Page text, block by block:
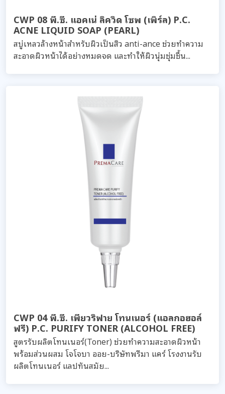
CWP 08 พี.ซี. แอคเน่ ลิควิด โซพ (เพิร์ล) P.C.
ACNE LIQUID SOAP (PEARL)
สบู่เหลวล้างหน้าสำหรับผิวเป็นสิว anti-ance ช่วยทำความ
สะอาดผิวหน้าได้อย่างหมดจด และทำให้ผิวนุ่มชุ่มชื้น...
CWP 04 พี.ซี. เพียวริฟาย โทนเนอร์ (แอลกอฮอล์
ฟรี) P.C. PURIFY TONER (ALCOHOL FREE)
สูตรรับผลิตโทนเนอร์(Toner) ช่วยทำความสะอาดผิวหน้า
พร้อมส่วนผสม โจโจบา ออย-บริษัทพรีมา แคร์ โรงงานรับ
ผลิตโทนเนอร์ แลปทันสมัย...